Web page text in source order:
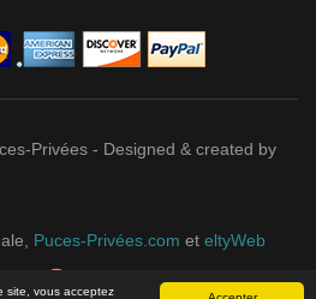
site, vous acceptez
Privées - Designed & created by
Puces-Privées.com et eltyWeb